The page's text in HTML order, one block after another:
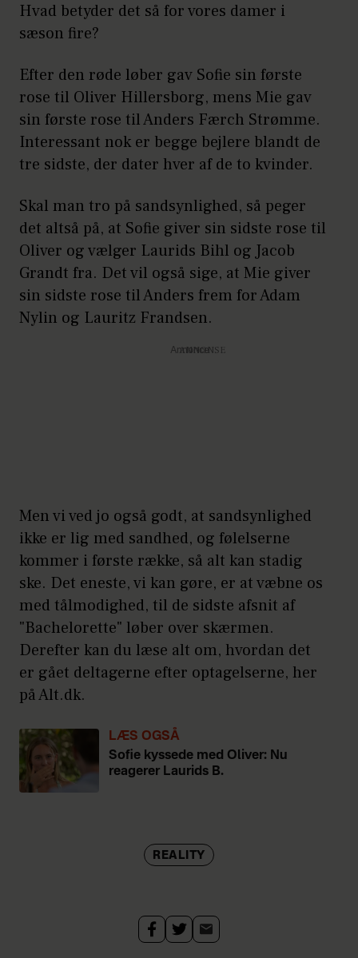
Hvad betyder det så for vores damer i
sæson fire?
Efter den røde løber gav Sofie sin første
rose til Oliver Hillersborg, mens Mie gav
sin første rose til Anders Færch Strømme.
Interessant nok er begge bejlere blandt de
tre sidste, der dater hver af de to kvinder.
Skal man tro på sandsynlighed, så peger
det altså på, at Sofie giver sin sidste rose til
Oliver og vælger Laurids Bihl og Jacob
Grandt fra. Det vil også sige, at Mie giver
sin sidste rose til Anders frem for Adam
Nylin og Lauritz Frandsen.
Annonce
Men vi ved jo også godt, at sandsynlighed
ikke er lig med sandhed, og følelserne
kommer i første række, så alt kan stadig
ske. Det eneste, vi kan gøre, er at væbne os
med tålmodighed, til de sidste afsnit af
"Bachelorette" løber over skærmen.
Derefter kan du læse alt om, hvordan det
er gået deltagerne efter optagelserne, her
på Alt.dk.
LÆS OGSÅ
Sofie kyssede med Oliver: Nu
reagerer Laurids B.
REALITY